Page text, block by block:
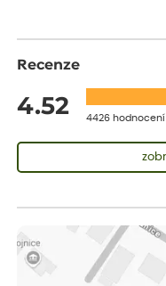
Recenze
4.52 4426 hodnocení
Vše přišlo velice
velice dobře
Jarda